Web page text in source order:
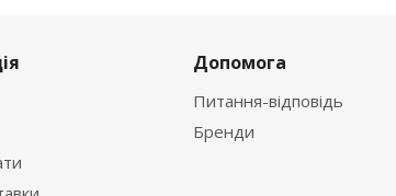
Допомога
Питання-відповідь
Бренди